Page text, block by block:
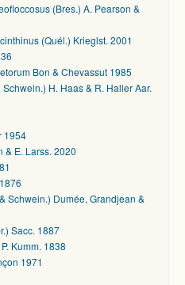
(Bres.) A. Pearson &
(Quél.) Krieglst. 2001
Bon & Chevassut 1985
H. Haas & R. Haller Aar.
1954
& E. Larss. 2020
Schwein.) Dumée, Grandjean &
Sacc. 1887
Kumm. 1838
1971